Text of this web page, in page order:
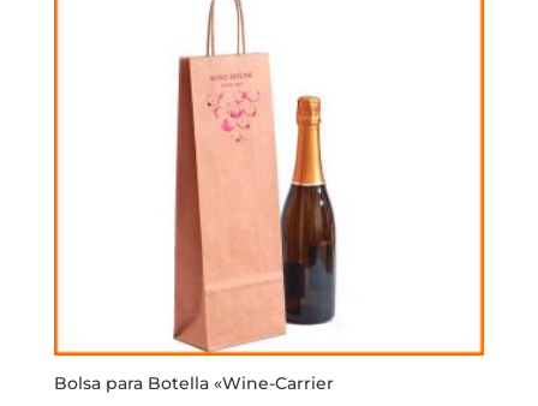
Bolsa para Botella «Wine-Carrier